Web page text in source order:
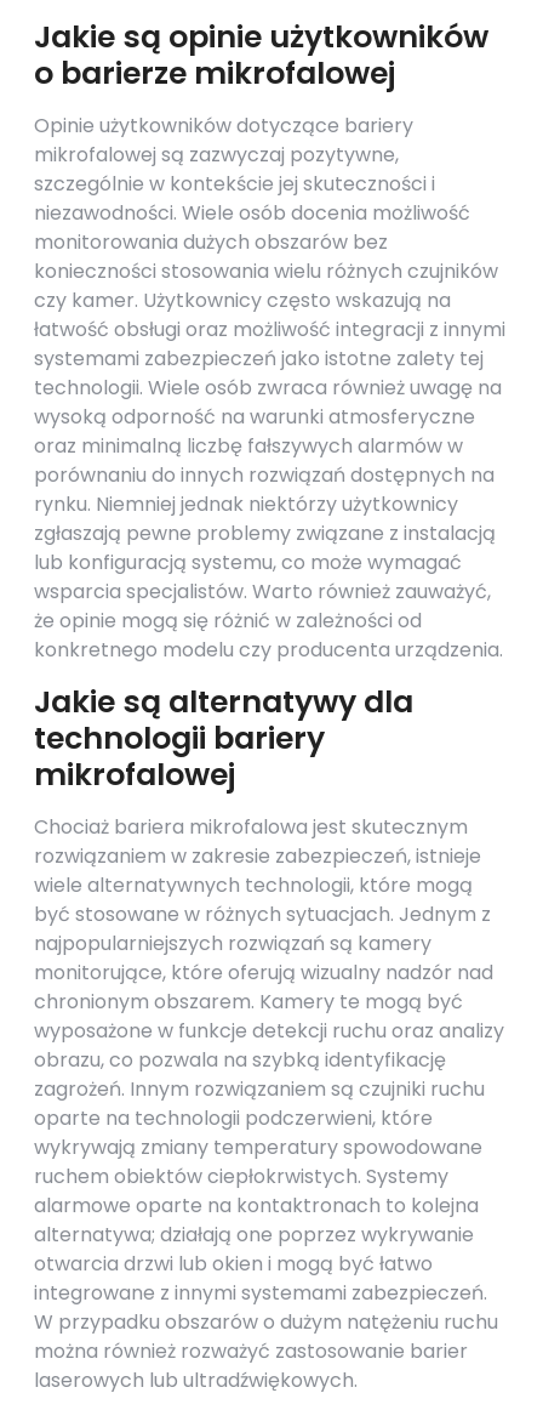
Jakie są opinie użytkowników
o barierze mikrofalowej
Opinie użytkowników dotyczące bariery
mikrofalowej są zazwyczaj pozytywne,
szczególnie w kontekście jej skuteczności i
niezawodności. Wiele osób docenia możliwość
monitorowania dużych obszarów bez
konieczności stosowania wielu różnych czujników
czy kamer. Użytkownicy często wskazują na
łatwość obsługi oraz możliwość integracji z innymi
systemami zabezpieczeń jako istotne zalety tej
technologii. Wiele osób zwraca również uwagę na
wysoką odporność na warunki atmosferyczne
oraz minimalną liczbę fałszywych alarmów w
porównaniu do innych rozwiązań dostępnych na
rynku. Niemniej jednak niektórzy użytkownicy
zgłaszają pewne problemy związane z instalacją
lub konfiguracją systemu, co może wymagać
wsparcia specjalistów. Warto również zauważyć,
że opinie mogą się różnić w zależności od
konkretnego modelu czy producenta urządzenia.
Jakie są alternatywy dla
technologii bariery
mikrofalowej
Chociaż bariera mikrofalowa jest skutecznym
rozwiązaniem w zakresie zabezpieczeń, istnieje
wiele alternatywnych technologii, które mogą
być stosowane w różnych sytuacjach. Jednym z
najpopularniejszych rozwiązań są kamery
monitorujące, które oferują wizualny nadzór nad
chronionym obszarem. Kamery te mogą być
wyposażone w funkcje detekcji ruchu oraz analizy
obrazu, co pozwala na szybką identyfikację
zagrożeń. Innym rozwiązaniem są czujniki ruchu
oparte na technologii podczerwieni, które
wykrywają zmiany temperatury spowodowane
ruchem obiektów ciepłokrwistych. Systemy
alarmowe oparte na kontaktronach to kolejna
alternatywa; działają one poprzez wykrywanie
otwarcia drzwi lub okien i mogą być łatwo
integrowane z innymi systemami zabezpieczeń.
W przypadku obszarów o dużym natężeniu ruchu
można również rozważyć zastosowanie barier
laserowych lub ultradźwiękowych.